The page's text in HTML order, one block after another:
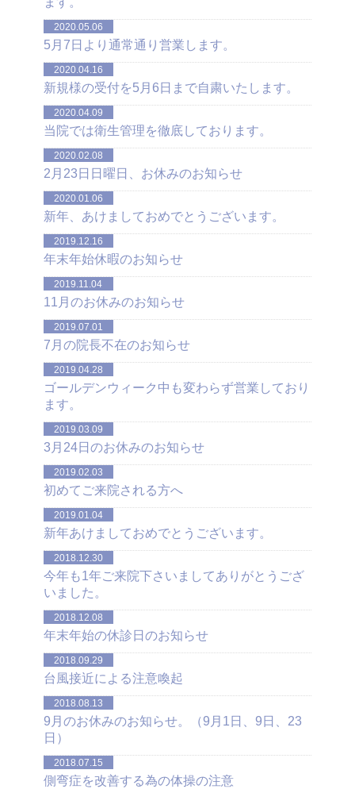
2020.05.06
5月7日より通常通り営業します。
2020.04.16
新規様の受付を5月6日まで自粛いたします。
2020.04.09
当院では衛生管理を徹底しております。
2020.02.08
2月23日日曜日、お休みのお知らせ
2020.01.06
新年、あけましておめでとうございます。
2019.12.16
年末年始休暇のお知らせ
2019.11.04
11月のお休みのお知らせ
2019.07.01
7月の院長不在のお知らせ
2019.04.28
ゴールデンウィーク中も変わらず営業しており
ます。
2019.03.09
3月24日のお休みのお知らせ
2019.02.03
初めてご来院される方へ
2019.01.04
新年あけましておめでとうございます。
2018.12.30
今年も1年ご来院下さいましてありがとうござ
いました。
2018.12.08
年末年始の休診日のお知らせ
2018.09.29
台風接近による注意喚起
2018.08.13
9月のお休みのお知らせ。（9月1日、9日、23
日）
2018.07.15
側弯症を改善する為の体操の注意